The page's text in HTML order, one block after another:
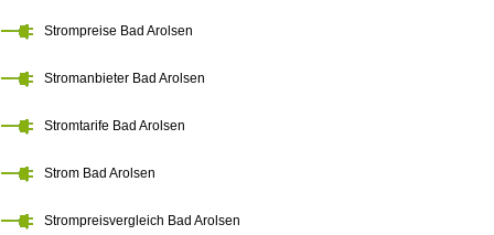
Strompreise Bad Arolsen
Stromanbieter Bad Arolsen
Stromtarife Bad Arolsen
Strom Bad Arolsen
Strompreisvergleich Bad Arolsen